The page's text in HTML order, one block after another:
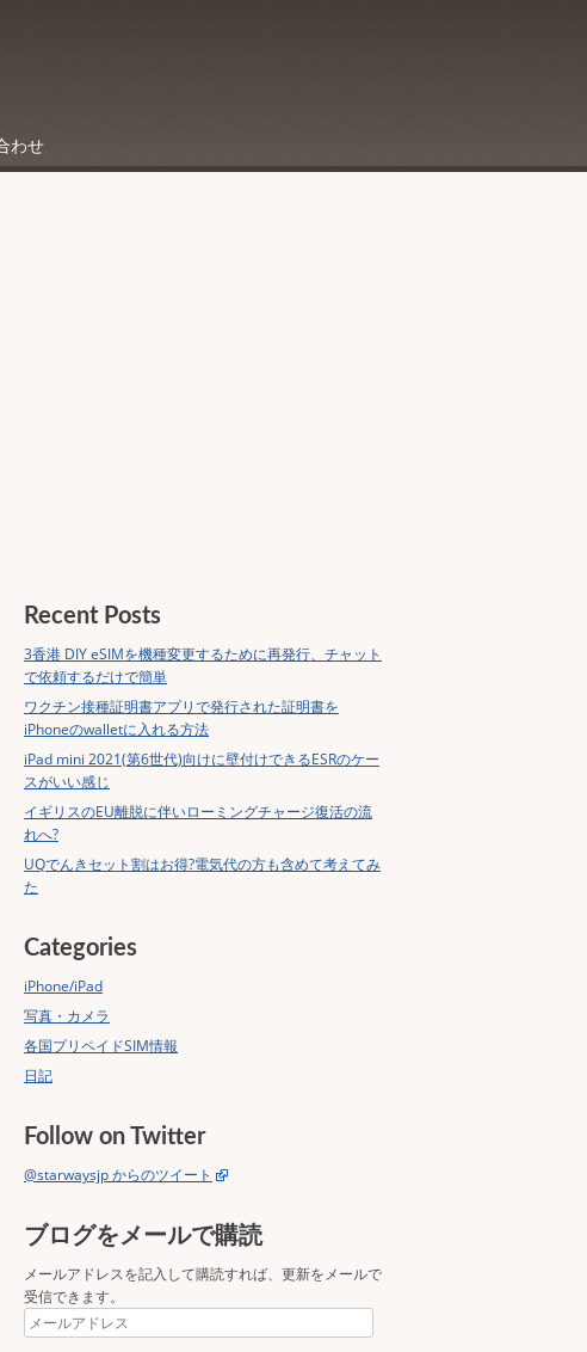
わせ
Recent Posts
3香港 DIY eSIMを機種変更するために再発行、チャット
で依頼するだけで簡単
ワクチン接種証明書アプリで発行された証明書を
iPhoneのwalletに入れる方法
iPad mini 2021(第6世代)向けに壁付けできるESRのケー
スがいい感じ
イギリスのEU離脱に伴いローミングチャージ復活の流
れへ?
UQでんきセット割はお得?電気代の方も含めて考えてみ
た
Categories
iPhone/iPad
写真・カメラ
各国プリペイドSIM情報
日記
Follow on Twitter
@starwaysjp からのツイート
ブログをメールで購読
メールアドレスを記入して購読すれば、更新をメールで
受信できます。
メ
ー